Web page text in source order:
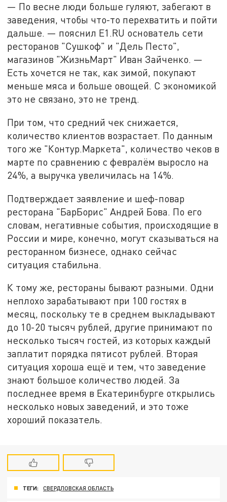
— По весне люди больше гуляют, забегают в
заведения, чтобы что-то перехватить и пойти
дальше. — пояснил Е1.RU основатель сети
ресторанов "Сушкоф" и "Дель Песто",
магазинов "ЖизньМарт" Иван Зайченко. —
Есть хочется не так, как зимой, покупают
меньше мяса и больше овощей. С экономикой
это не связано, это не тренд.
При том, что средний чек снижается,
количество клиентов возрастает. По данным
того же "Контур.Маркета", количество чеков в
марте по сравнению с февралём выросло на
24%, а выручка увеличилась на 14%.
Подтверждает заявление и шеф-повар
ресторана "БарБорис" Андрей Бова. По его
словам, негативные события, происходящие в
России и мире, конечно, могут сказываться на
ресторанном бизнесе, однако сейчас
ситуация стабильна.
К тому же, рестораны бывают разными. Одни
неплохо зарабатывают при 100 гостях в
месяц, поскольку те в среднем выкладывают
до 10-20 тысяч рублей, другие принимают по
несколько тысяч гостей, из которых каждый
заплатит порядка пятисот рублей. Вторая
ситуация хороша ещё и тем, что заведение
знают большое количество людей. За
последнее время в Екатеринбурге открылись
несколько новых заведений, и это тоже
хороший показатель.
ТЕГИ: СВЕРДЛОВСКАЯ ОБЛАСТЬ